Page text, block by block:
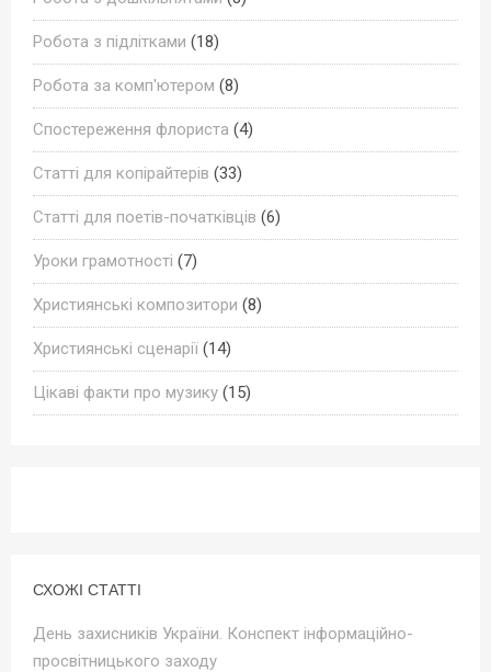
Робота з підлітками (18)
Робота за комп'ютером (8)
Спостереження флориста (4)
Статті для копірайтерів (33)
Статті для поетів-початківців (6)
Уроки грамотності (7)
Християнські композитори (8)
Християнські сценарії (14)
Цікаві факти про музику (15)
СХОЖІ СТАТТІ
День захисників України. Конспект інформаційно-
просвітницького заходу